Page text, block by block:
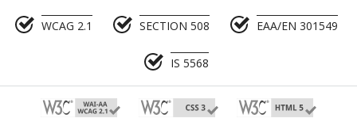
WCAG 2.1 SECTION 508 EAA/EN 301549
IS 5568